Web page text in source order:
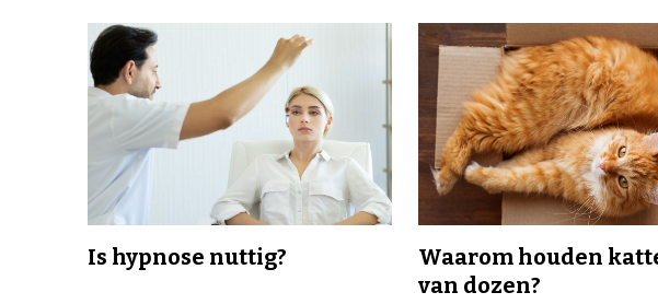
Is hypnose nuttig?
Waarom houden
van dozen?